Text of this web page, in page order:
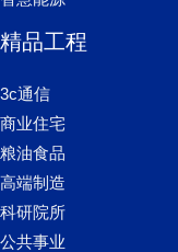
精品工程
3c通信
商业住宅
粮油食品
高端制造
科研院所
公共事业